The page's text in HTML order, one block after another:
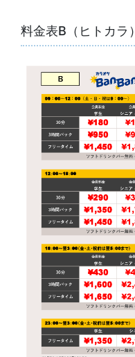
料金表B（ヒトカラ）